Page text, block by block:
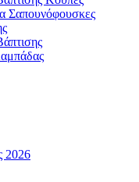
Σαπουνόφουσκες
2026